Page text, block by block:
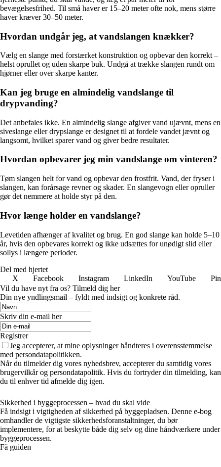
bevægelsesfrihed. Til små haver er 15–20 meter ofte nok, mens større
haver kræver 30–50 meter.
Hvordan undgår jeg, at vandslangen knækker?
Vælg en slange med forstærket konstruktion og opbevar den korrekt –
helst oprullet og uden skarpe buk. Undgå at trække slangen rundt om
hjørner eller over skarpe kanter.
Kan jeg bruge en almindelig vandslange til
drypvanding?
Det anbefales ikke. En almindelig slange afgiver vand ujævnt, mens en
siveslange eller drypslange er designet til at fordele vandet jævnt og
langsomt, hvilket sparer vand og giver bedre resultater.
Hvordan opbevarer jeg min vandslange om vinteren?
Tøm slangen helt for vand og opbevar den frostfrit. Vand, der fryser i
slangen, kan forårsage revner og skader. En slangevogn eller opruller
gør det nemmere at holde styr på den.
Hvor længe holder en vandslange?
Levetiden afhænger af kvalitet og brug. En god slange kan holde 5–10
år, hvis den opbevares korrekt og ikke udsættes for unødigt slid eller
sollys i længere perioder.
Del med hjertet
X
Facebook Instagram LinkedIn YouTube
Vil du have nyt fra os? Tilmeld dig her
Din nye yndlingsmail – fyldt med indsigt og konkrete råd.
Skriv din e-mail her
Registrer
Jeg accepterer, at mine oplysninger håndteres i overensstemmelse
med persondatapolitikken.
Når du tilmelder dig vores nyhedsbrev, accepterer du samtidig vores
brugervilkår og persondatapolitik. Hvis du fortryder din tilmelding, kan
du til enhver tid afmelde dig igen.
Sikkerhed i byggeprocessen – hvad du skal vide
Få indsigt i vigtigheden af sikkerhed på byggepladsen. Denne e-bog
omhandler de vigtigste sikkerhedsforanstaltninger, du bør
implementere, for at beskytte både dig selv og dine håndværkere under
byggeprocessen.
Få guiden